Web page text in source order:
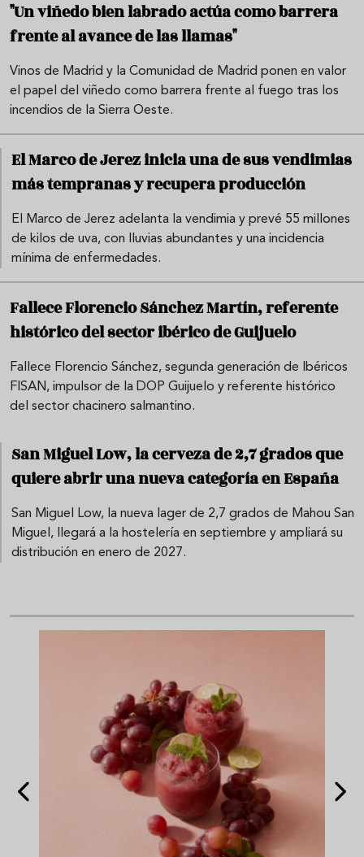
"Un viñedo bien labrado actúa como barrera
frente al avance de las llamas"
Vinos de Madrid y la Comunidad de Madrid ponen en valor
el papel del viñedo como barrera frente al fuego tras los
incendios de la Sierra Oeste.
El Marco de Jerez inicia una de sus vendimias
más tempranas y recupera producción
El Marco de Jerez adelanta la vendimia y prevé 55 millones
de kilos de uva, con lluvias abundantes y una incidencia
mínima de enfermedades.
Fallece Florencio Sánchez Martín, referente
histórico del sector ibérico de Guijuelo
Fallece Florencio Sánchez, segunda generación de Ibéricos
FISAN, impulsor de la DOP Guijuelo y referente histórico
del sector chacinero salmantino.
San Miguel Low, la cerveza de 2,7 grados que
quiere abrir una nueva categoría en España
San Miguel Low, la nueva lager de 2,7 grados de Mahou San
Miguel, llegará a la hostelería en septiembre y ampliará su
distribución en enero de 2027.